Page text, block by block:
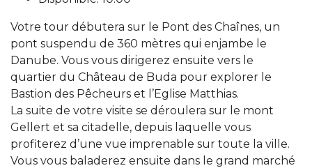
Votre tour débutera sur le Pont des Chaînes, un
pont suspendu de 360 mètres qui enjambe le
Danube. Vous vous dirigerez ensuite vers le
quartier du Château de Buda pour explorer le
Bastion des Pêcheurs et l’Eglise Matthias.
La suite de votre visite se déroulera sur le mont
Gellert et sa citadelle, depuis laquelle vous
profiterez d’une vue imprenable sur toute la ville.
Vous vous baladerez ensuite dans le grand marché